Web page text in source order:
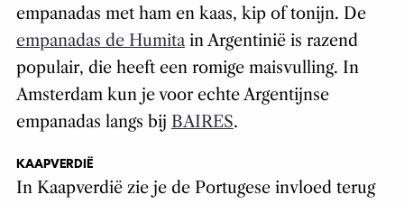
empanadas met ham en kaas, kip of tonijn. De
empanadas de Humitain Argentinië is razend
populair, die heeft een romige maisvulling. In
Amsterdam kun je voor echte Argentijnse
empanadas langs bij BAIRES.
KAAPVERDIË
In Kaapverdië zie je de Portugese invloed terug